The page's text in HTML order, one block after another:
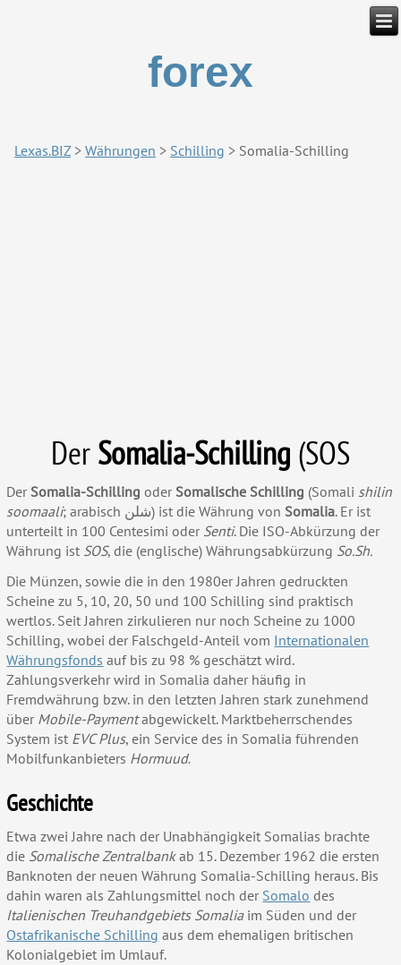
forex
Lexas.BIZ >Währungen > Schilling > Somalia-Schilling
DerSomalia-Schilling (SOS
DerSomalia-Schilling oderSomalische Schilling (Somali shilin
soomaali; arabisch شلن) ist die Währung vonSomalia. Er ist
unterteilt in 100 Centesimi oder Senti. Die ISO-Abkürzung der
Währung ist SOS, die (englische) Währungsabkürzung So.Sh.
Die Münzen, sowie die in den 1980er Jahren gedruckten
Scheine zu 5, 10, 20, 50 und 100 Schilling sind praktisch
wertlos. Seit Jahren zirkulieren nur noch Scheine zu 1000
Schilling, wobei der Falschgeld-Anteil vom Internationalen
Währungsfonds auf bis zu 98 % geschätzt wird.
Zahlungsverkehr wird in Somalia daher häufig in
Fremdwährung bzw. in den letzten Jahren stark zunehmend
über Mobile-Paymentabgewickelt. Marktbeherrschendes
System ist EVC Plus, ein Service des in Somalia führenden
Mobilfunkanbieters Hormuud.
Geschichte
Etwa zwei Jahre nach der Unabhängigkeit Somalias brachte
die Somalische Zentralbankab 15. Dezember 1962 die ersten
Banknoten der neuen Währung Somalia-Schilling heraus. Bis
dahin waren als Zahlungsmittel noch der Somalo des
Italienischen Treuhandgebiets Somaliaim Süden und der
Ostafrikanische Schilling aus dem ehemaligen britischen
Kolonialgebiet im Umlauf.